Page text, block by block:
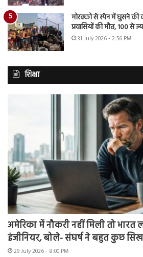
मोरक्को से स्पेन में घुसने की
प्रवासियों की मौत, 100 से
31 July 2026 - 2:56 PM
शिक्षा
अमेरिका में नौकरी नहीं मिली तो भारत
इंजीनियर, बोले- संघर्ष ने बहुत कुछ
29 July 2026 - 8:00 PM